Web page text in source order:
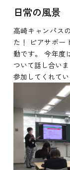
日常の風景
高崎キャンパス
た！ ピアサポー
動です。 今年度
ついて話し合い
参加してくれて